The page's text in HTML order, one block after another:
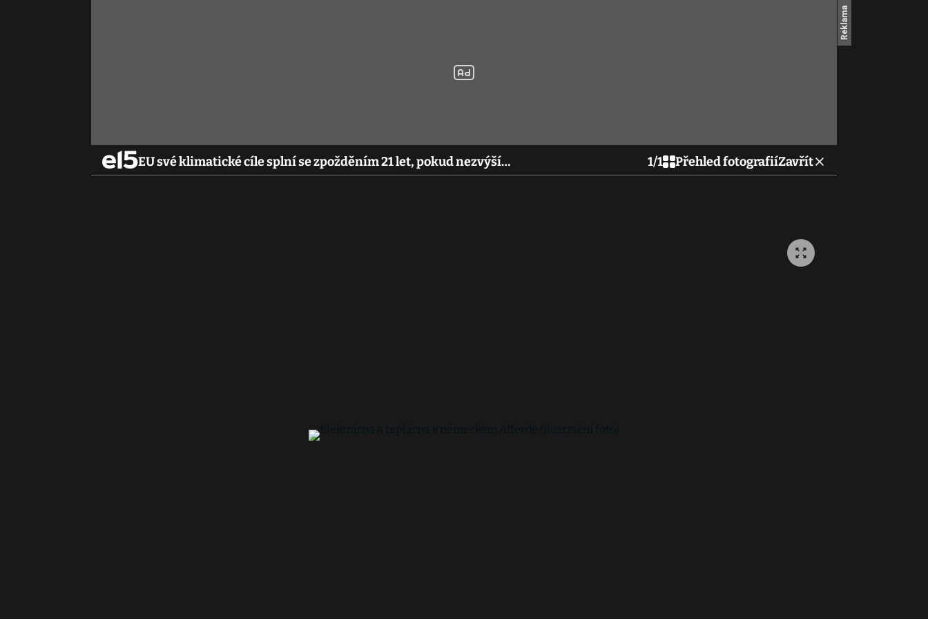
EU své klimatické cíle splní se zpožděním 21 let, pokud nezvýší… 1/1 Přehled fotografiíZavřít